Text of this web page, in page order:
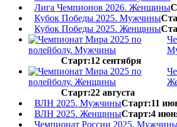
Лига Чемпионов 2026. Женщины
Кубок Победы 2025. Мужчины
Кубок Победы 2025. Женщины
Старт:12 сентября
Старт:22 августа
ВЛН 2025. МужчиныСтарт:11
ВЛН 2025. ЖенщиныСтарт:4
Чемпионат России 2025.